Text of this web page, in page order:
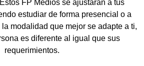
FP Medios se ajustarán a tus
estudiar de forma presencial o a
modalidad que mejor se adapte a ti,
es diferente al igual que sus
requerimientos.